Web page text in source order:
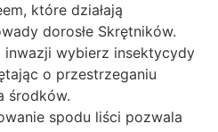
które działają
dorosłe Skrętników.
inwazji wybierz insektycydy
o przestrzeganiu
środków.
spodu liści pozwala